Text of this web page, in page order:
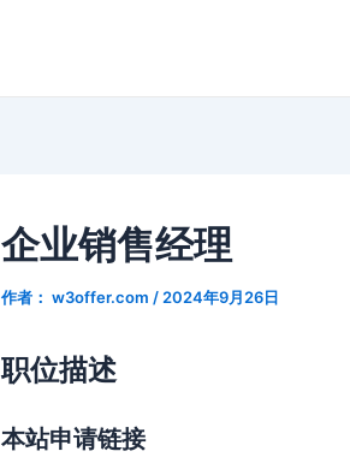
企业销售经理
作者： w3offer.com / 2024年9月26日
职位描述
本站申请链接